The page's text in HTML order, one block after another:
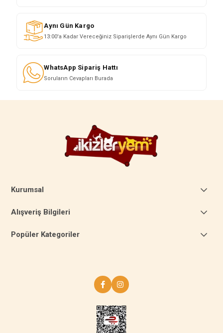
Aynı Gün Kargo
13:00'a Kadar Vereceğiniz Siparişlerde Aynı Gün Kargo
WhatsApp Sipariş Hattı
Soruların Cevapları Burada
Kurumsal
Alışveriş Bilgileri
Popüler Kategoriler